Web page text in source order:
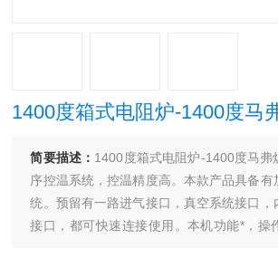
1400度箱式电阻炉-1400度马
简要描述： 1400度箱式电阻炉-1400度马弗
序控温系统，控温精度高。本款产品具备有
统。预留有一路进气接口，真空系统接口，
接口，都可快速连接使用。本机功能*，操